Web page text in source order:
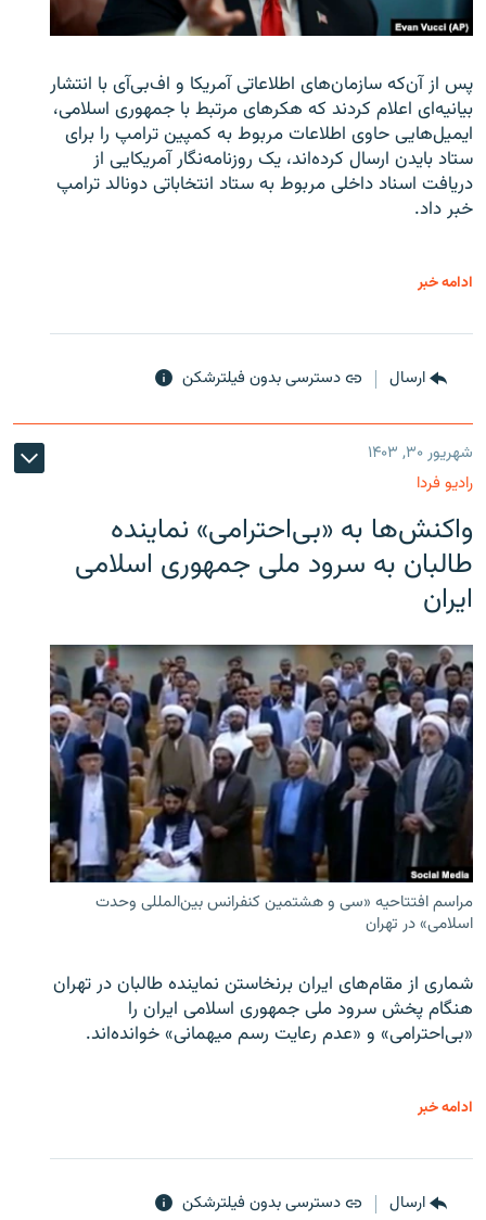
پس از آن‌که سازمان‌های اطلاعاتی آمریکا و اف‌بی‌آی با انتشار
بیانیه‌ای اعلام کردند که هکرهای مرتبط با جمهوری اسلامی،
ایمیل‌هایی حاوی اطلاعات مربوط به کمپین ترامپ را برای
ستاد بایدن ارسال کرده‌اند، یک روزنامه‌نگار آمریکایی از
دریافت اسناد داخلی مربوط به ستاد انتخاباتی دونالد ترامپ
خبر داد.
ادامه خبر
ارسال دسترسی بدون فیلترشکن
شهریور ۳۰, ۱۴۰۳
رادیو فردا
واکنش‌ها به «بی‌احترامی» نماینده
طالبان به سرود ملی جمهوری اسلامی
ایران
مراسم افتتاحیه «سی و هشتمین کنفرانس بین‌المللی وحدت
اسلامی» در تهران
شماری از مقام‌های ایران برنخاستن نماینده طالبان در تهران
هنگام پخش سرود ملی جمهوری اسلامی ایران را
«بی‌احترامی» و «عدم رعایت رسم میهمانی» خوانده‌اند.
ادامه خبر
ارسال دسترسی بدون فیلترشکن